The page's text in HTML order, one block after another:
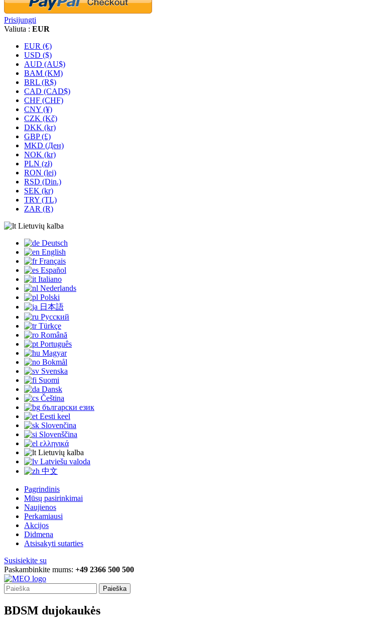
Prisijungti
Valiuta : EUR
EUR (€)
USD ($)
AUD (AU$)
BAM (KM)
BRL (R$)
CAD (CAD$)
CHF (CHF)
CNY (¥)
CZK (Kč)
DKK (kr)
GBP (£)
MKD (Ден)
NOK (kr)
PLN (zł)
RON (lei)
RSD (Din.)
SEK (kr)
TRY (TL)
ZAR (R)
Lietuvių kalba
Deutsch
English
Français
Español
Italiano
Nederlands
Polski
日本語
Русский
Türkçe
Română
Português
Magyar
Bokmål
Svenska
Suomi
Dansk
Čeština
български език
Eesti keel
Slovenčina
Slovenščina
ελληνικά
Lietuvių kalba
Latviešu valoda
中文
Pagrindinis
Mūsų pasirinkimai
Naujienos
Perkamiausi
Akcijos
Didmena
Atsisakyti sutarties
Susisiekite su
Paskambinkite mums: +49 2366 500 500
Paieška
BDSM dujokaukės